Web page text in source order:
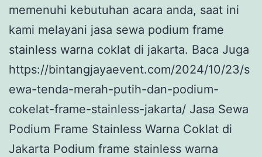
memenuhi kebutuhan acara anda, saat ini
kami melayani jasa sewa podium frame
stainless warna coklat di jakarta. Baca Juga
https://bintangjayaevent.com/2024/10/23/s
ewa-tenda-merah-putih-dan-podium-
cokelat-frame-stainless-jakarta/ Jasa Sewa
Podium Frame Stainless Warna Coklat di
Jakarta Podium frame stainless warna